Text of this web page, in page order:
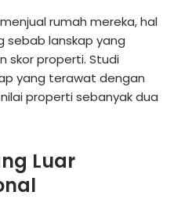
rumah mereka, hal
sebab lanskap yang
skor properti. Studi
yang terawat dengan
properti sebanyak dua
Luar